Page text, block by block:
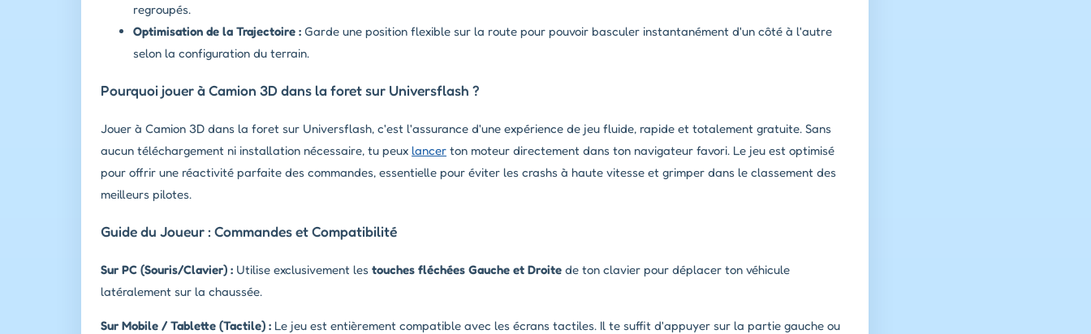
regroupés.
Optimisation de la Trajectoire : Garde une position flexible sur la route pour pouvoir basculer instantanément d'un côté à l'autre
selon la configuration du terrain.
Pourquoi jouer à Camion 3D dans la foret sur Universflash ?
Jouer à Camion 3D dans la foret sur Universflash, c'est l'assurance d'une expérience de jeu fluide, rapide et totalement gratuite. Sans
aucun téléchargement ni installation nécessaire, tu peux lancer ton moteur directement dans ton navigateur favori. Le jeu est optimisé
pour offrir une réactivité parfaite des commandes, essentielle pour éviter les crashs à haute vitesse et grimper dans le classement des
meilleurs pilotes.
Guide du Joueur : Commandes et Compatibilité
Sur PC (Souris/Clavier) : Utilise exclusivement les touches fléchées Gauche et Droite de ton clavier pour déplacer ton véhicule
latéralement sur la chaussée.
Sur Mobile / Tablette (Tactile) : Le jeu est entièrement compatible avec les écrans tactiles. Il te suffit d'appuyer sur la partie gauche ou